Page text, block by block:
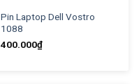
Pin Laptop Dell Vostro
1088
400.000₫